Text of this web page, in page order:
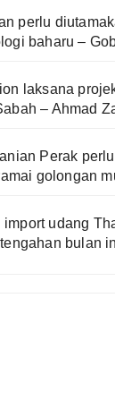
perlu
baharu –
laksana
– Ahmad
Perak
golongan
import udang
bulan